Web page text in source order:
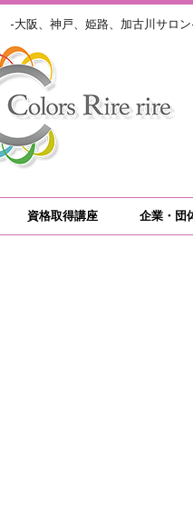
大阪、神戸、姫路、加古川
資格取得講座 企業・団